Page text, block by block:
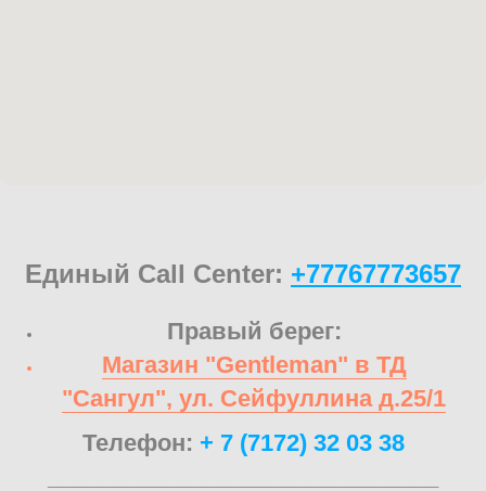
Единый Call Center: +77767773657
Правый берег:
Магазин "Gentleman" в ТД
"Сангул", ул. Сейфуллина д.25/1
Телефон: + 7 (7172) 32 03 38